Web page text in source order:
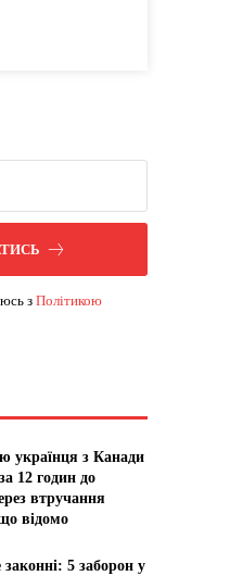
зПолітикою
українця з Канади
12 годин до
втручання
відомо
5 заборон у